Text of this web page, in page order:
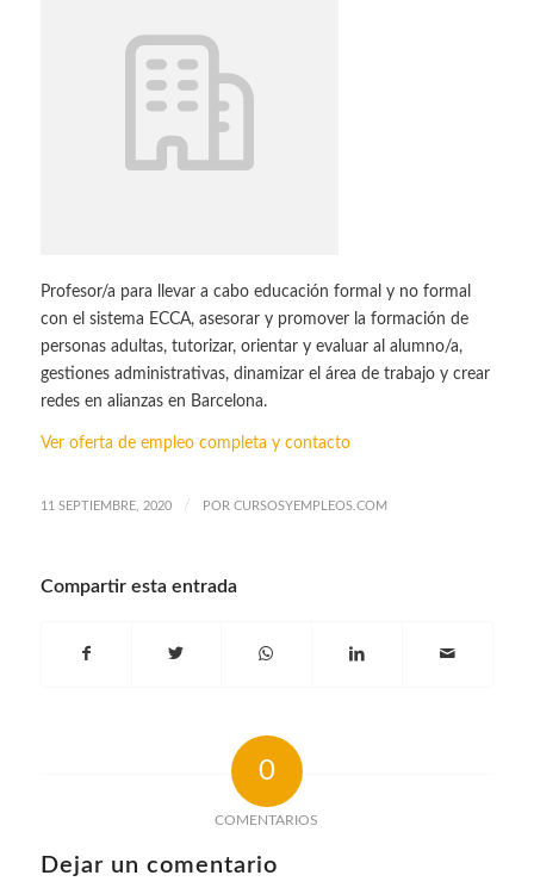
Profesor/a para llevar a cabo educación formal y no formal
con el sistema ECCA, asesorar y promover la formación de
personas adultas, tutorizar, orientar y evaluar al alumno/a,
gestiones administrativas, dinamizar el área de trabajo y crear
redes en alianzas en Barcelona.
Ver oferta de empleo completa y contacto
11 SEPTIEMBRE, 2020 / POR CURSOSYEMPLEOS.COM
Compartir esta entrada
0
COMENTARIOS
Dejar un comentario